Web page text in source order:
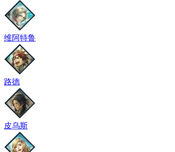
维阿特鲁
路德
皮乌斯